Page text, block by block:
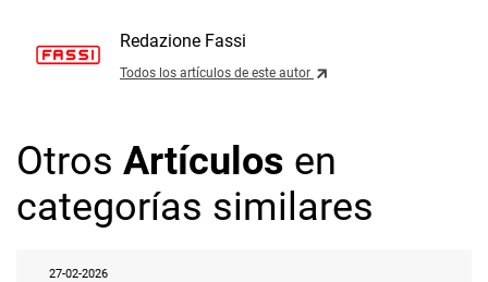
Redazione Fassi
Todos los artículos de este autor
Otros Artículos en
categorías similares
27-02-2026